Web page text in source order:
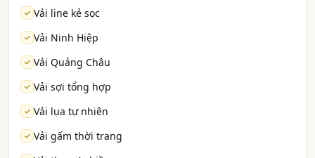
Vải line kẻ sọc
Vải Ninh Hiệp
Vải Quảng Châu
Vải sợi tổng hợp
Vải lụa tự nhiên
Vải gấm thời trang